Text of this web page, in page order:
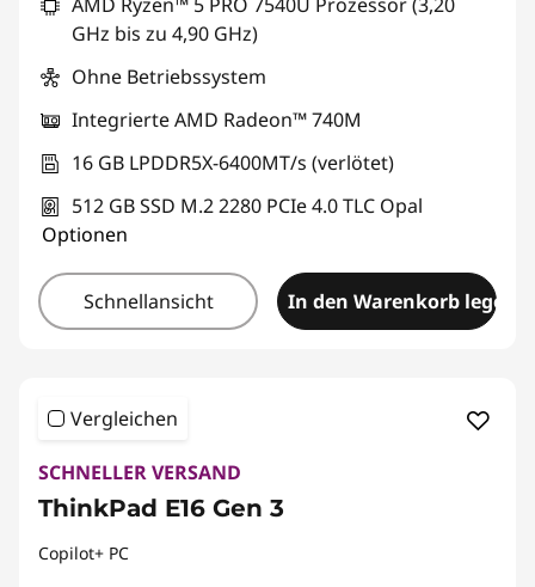
GHz bis zu 4,90 GHz)
Ohne Betriebssystem
Integrierte AMD Radeon™ 740M
16 GB LPDDR5X-6400MT/s (verlötet)
512 GB SSD M.2 2280 PCIe 4.0 TLC Opal
Optionen
Schnellansicht In den Warenkorb legen
Vergleichen
SCHNELLER VERSAND
ThinkPad E16 Gen 3
Copilot+ PC